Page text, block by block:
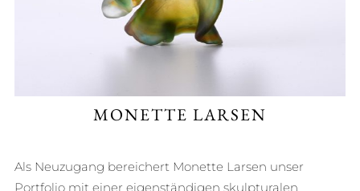
MONETTE LARSEN
Als Neuzugang bereichert Monette Larsen unser
Portfolio mit einer eigenständigen skulpturalen